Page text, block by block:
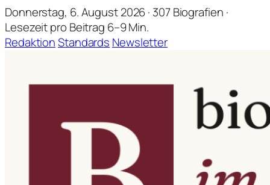
Donnerstag, 6. August 2026 · 307 Biografien ·
Lesezeit pro Beitrag 6–9 Min.
RedaktionStandards Newsletter